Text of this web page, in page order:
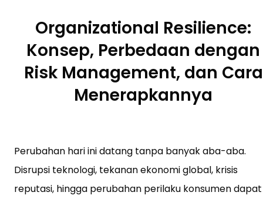
Organizational Resilience:
Konsep, Perbedaan dengan
Risk Management, dan Cara
Menerapkannya
Perubahan hari ini datang tanpa banyak aba-aba.
Disrupsi teknologi, tekanan ekonomi global, krisis
reputasi, hingga perubahan perilaku konsumen dapat